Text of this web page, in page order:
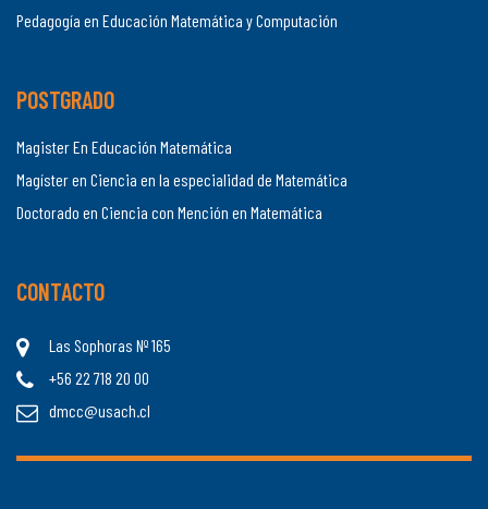
Pedagogía en Educación Matemática y Computación
POSTGRADO
Magister En Educación Matemática
Magíster en Ciencia en la especialidad de Matemática
Doctorado en Ciencia con Mención en Matemática
CONTACTO
Las Sophoras Nº 165
+56 22 718 20 00
dmcc@usach.cl